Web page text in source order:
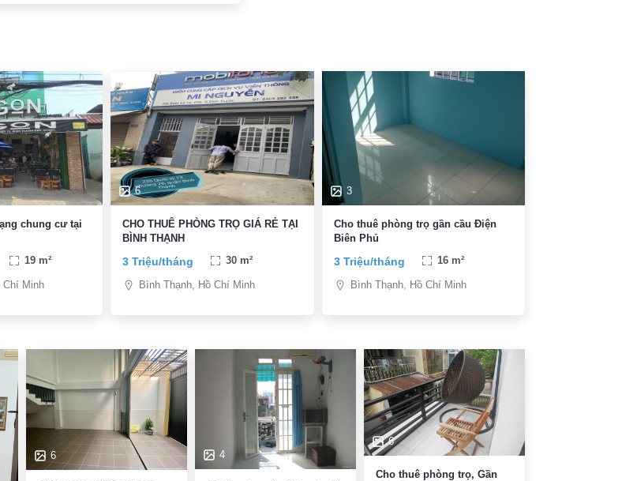
chung cư tại
19 m²
Chí Minh
6
CHO THUÊ PHÒNG TRỌ GIÁ RẺ TẠI
BÌNH THẠNH
3 Triệu/tháng 30 m²
Bình Thạnh, Hồ Chí Minh
3
Cho thuê phòng trọ gần cầu Điện
Biên Phủ
3 Triệu/tháng 16 m²
Bình Thạnh, Hồ Chí Minh
6 4
6
Cho thuê phòng trọ, Gần